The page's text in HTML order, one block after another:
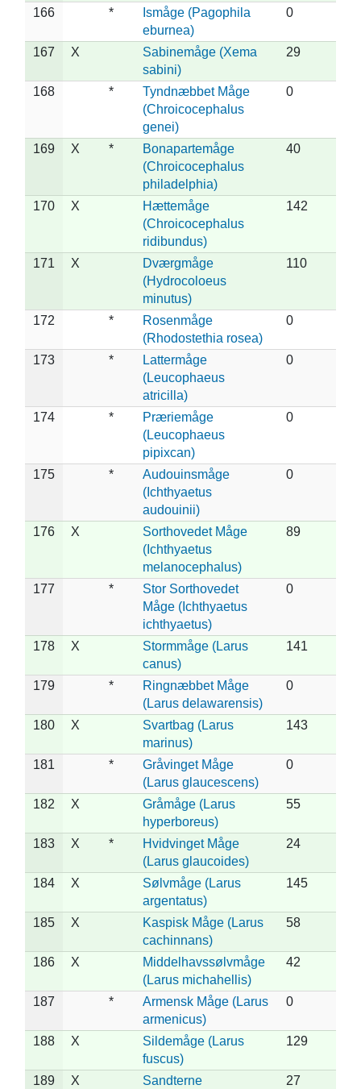
166
*
Ismåge (Pagophila
eburnea)
0
167 X
Sabinemåge (Xema
sabini)
29
168 *
Tyndnæbbet Måge
(Chroicocephalus
genei)
0
169 X *
Bonapartemåge
(Chroicocephalus
philadelphia)
40
170 X
Hættemåge
(Chroicocephalus
ridibundus)
142
171 X
Dværgmåge
(Hydrocoloeus
minutus)
110
172 *
Rosenmåge
(Rhodostethia rosea)
0
173 *
Lattermåge
(Leucophaeus
atricilla)
0
174 *
Præriemåge
(Leucophaeus
pipixcan)
0
175 *
Audouinsmåge
(Ichthyaetus
audouinii)
0
176 X
Sorthovedet Måge
(Ichthyaetus
melanocephalus)
89
177 *
Stor Sorthovedet
Måge (Ichthyaetus
ichthyaetus)
0
178 X
Stormmåge (Larus
canus)
141
179 *
Ringnæbbet Måge
(Larus delawarensis)
0
180 X
Svartbag (Larus
marinus)
143
181 *
Gråvinget Måge
(Larus glaucescens)
0
182 X
Gråmåge (Larus
hyperboreus)
55
183 X *
Hvidvinget Måge
(Larus glaucoides)
24
184 X
Sølvmåge (Larus
argentatus)
145
185 X
Kaspisk Måge (Larus
cachinnans)
58
186 X
Middelhavssølvmåge
(Larus michahellis)
42
187 *
Armensk Måge (Larus
armenicus)
0
188 X
Sildemåge (Larus
fuscus)
129
189 X Sandterne 27